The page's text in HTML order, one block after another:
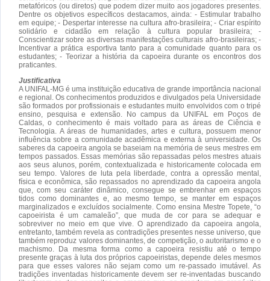
metafóricos (ou diretos) que podem dizer muito aos jogadores presentes.
Dentre os objetivos específicos destacamos, ainda: - Estimular trabalho
em equipe; - Despertar interesse na cultura afro-brasileira; - Criar espírito
solidário e cidadão em relação à cultura popular brasileira; -
Conscientizar sobre as diversas manifestações culturais afro-brasileiras; -
Incentivar a prática esportiva tanto para a comunidade quanto para os
estudantes; - Teorizar a história da capoeira durante os encontros dos
praticantes.
Justificativa
A UNIFAL-MG é uma instituição educativa de grande importância nacional
e regional. Os conhecimentos produzidos e divulgados pela Universidade
são formados por profissionais e estudantes muito envolvidos com o tripé
ensino, pesquisa e extensão. No campus da UNIFAL em Poços de
Caldas, o conhecimento é mais voltado para as áreas de Ciência e
Tecnologia. A áreas de humanidades, artes e cultura, possuem menor
influência sobre a comunidade acadêmica e externa à universidade. Os
saberes da capoeira angola se baseiam na memória de seus mestres em
tempos passados. Essas memórias são repassadas pelos mestres atuais
aos seus alunos, porém, contextualizada e historicamente colocada em
seu tempo. Valores de luta pela liberdade, contra a opressão mental,
física e econômica, são repassados no aprendizado da capoeira angola
que, com seu caráter dinâmico, consegue se embrenhar em espaços
tidos como dominantes e, ao mesmo tempo, se manter em espaços
marginalizados e excluídos socialmente. Como ensina Mestre Topete, “o
capoeirista é um camaleão”, que muda de cor para se adequar e
sobreviver no meio em que vive. O aprendizado da capoeira angola,
entretanto, também revela as contradições presentes nesse universo, que
também reproduz valores dominantes, de competição, o autoritarismo e o
machismo. Da mesma forma como a capoeira resistiu até o tempo
presente graças à luta dos próprios capoeiristas, depende deles mesmos
para que esses valores não sejam como um re-passado imutável. As
tradições inventadas historicamente devem ser re-inventadas buscando